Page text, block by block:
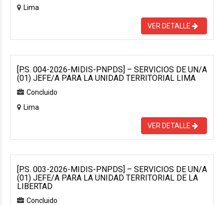
Lima
VER DETALLE
[P.S. 004-2026-MIDIS-PNPDS] – SERVICIOS DE UN/A
(01) JEFE/A PARA LA UNIDAD TERRITORIAL LIMA
Concluido
Lima
VER DETALLE
[P.S. 003-2026-MIDIS-PNPDS] – SERVICIOS DE UN/A
(01) JEFE/A PARA LA UNIDAD TERRITORIAL DE LA
LIBERTAD
Concluido